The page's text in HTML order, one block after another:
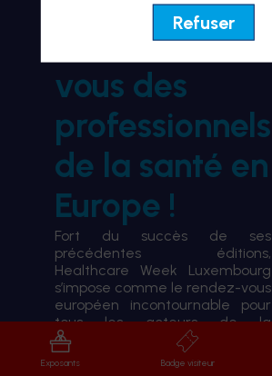
BIENVENUE À HWL26
le rendez-
vous des
professionnels
de la santé en
Europe !
Fort du succès de ses
précédentes éditions,
Healthcare Week Luxembourg
s’impose comme le rendez-vous
européen incontournable pour
tous les acteurs de la
transformation du système de
santé.
Exposants Badge visiteur
Refuser